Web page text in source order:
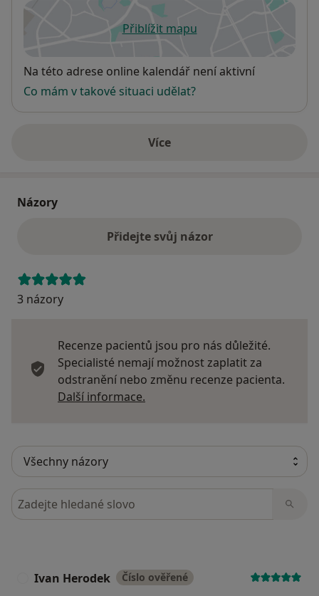
Přiblížit mapuse otevře v nové záložce
Dostupnost
Na této adrese online kalendář není aktivní
Co mám v takové situaci udělat?
Víceo adrese
Názory
Přidejte svůj názor
3 názory
Recenze pacientů jsou pro nás důležité.
Specialisté nemají možnost zaplatit za
odstranění nebo změnu recenze pacienta.
Další informace.
Hledejte v názorech
Ivan Herodek Číslo ověřené